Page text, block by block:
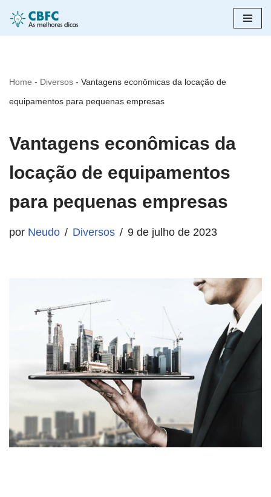
Pular
Home - Diversos - Vantagens econômicas da locação de
equipamentos para pequenas empresas
Vantagens econômicas da
locação de equipamentos
para pequenas empresas
por Neudo Diversos 9 de julho de 2023